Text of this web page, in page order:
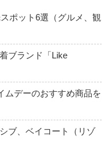
ポット6選（グルメ、観
ブランド「Like
ムデーのおすすめ商品を
ブ、ベイコート（リゾ